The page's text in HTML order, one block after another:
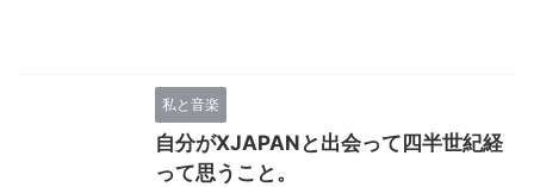
私と音楽
自分がXJAPANと出会って四半世紀経
って思うこと。